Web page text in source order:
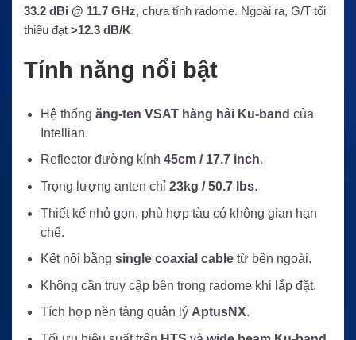
33.2 dBi @ 11.7 GHz, chưa tính radome. Ngoài ra, G/T tối
thiểu đạt >12.3 dB/K.
Tính năng nổi bật
Hệ thống ăng-ten VSAT hàng hải Ku-band của
Intellian.
Reflector đường kính 45cm / 17.7 inch.
Trọng lượng anten chỉ 23kg / 50.7 lbs.
Thiết kế nhỏ gọn, phù hợp tàu có không gian hạn
chế.
Kết nối bằng single coaxial cabletừ bên ngoài.
Không cần truy cập bên trong radome khi lắp đặt.
Tích hợp nền tảng quản lý AptusNX.